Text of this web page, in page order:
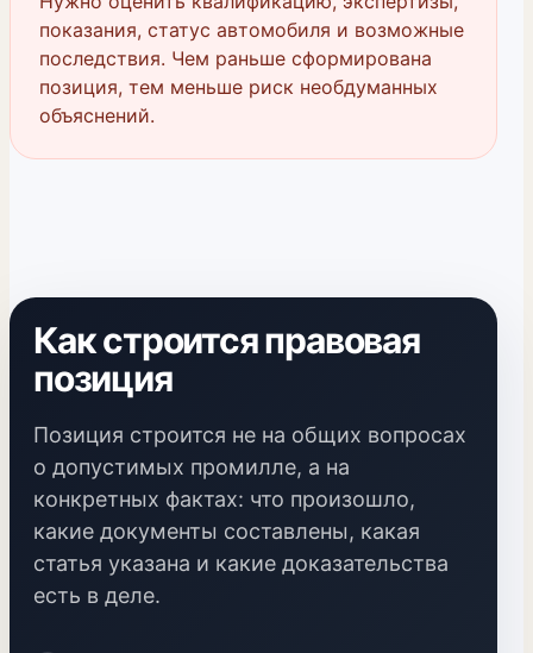
показания, статус автомобиля и возможные
последствия. Чем раньше сформирована
позиция, тем меньше риск необдуманных
объяснений.
Как строится правовая
позиция
Позиция строится не на общих вопросах
о допустимых промилле, а на
конкретных фактах: что произошло,
какие документы составлены, какая
статья указана и какие доказательства
есть в деле.